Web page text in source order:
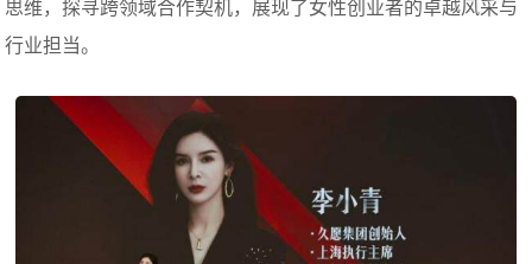
思维，探寻跨领域合作契机，展现了女性创业者的卓越风采与
行业担当。